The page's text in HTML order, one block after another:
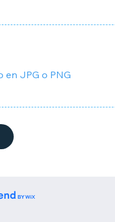
Formato en JPG o PNG